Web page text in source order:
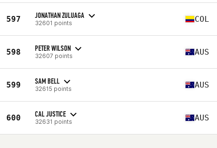
597 JONATHAN ZULUAGA
32601 points COL
598 PETER WILSON
32607 points AUS
599 SAM BELL
32615 points AUS
600 CAL JUSTICE
32631 points AUS